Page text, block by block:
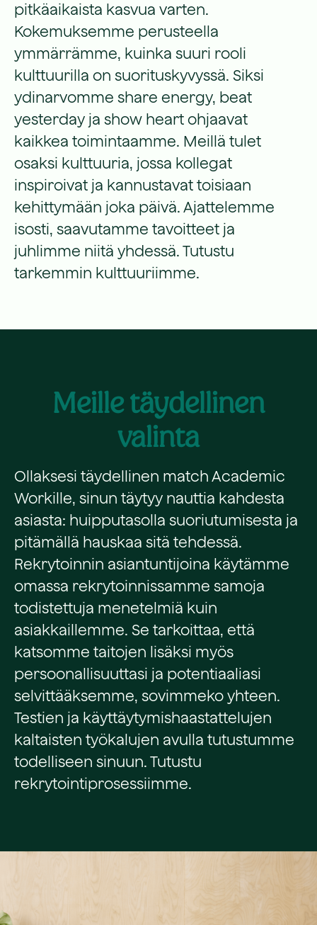
pitkäaikaista kasvua varten.
Kokemuksemme perusteella
ymmärrämme, kuinka suuri rooli
kulttuurilla on suorituskyvyssä. Siksi
ydinarvomme share energy, beat
yesterday ja show heart ohjaavat
kaikkea toimintaamme. Meillä tulet
osaksi kulttuuria, jossa kollegat
inspiroivat ja kannustavat toisiaan
kehittymään joka päivä. Ajattelemme
isosti, saavutamme tavoitteet ja
juhlimme niitä yhdessä. Tutustu
tarkemmin kulttuuriimme.
Meille täydellinen
valinta
Ollaksesi täydellinen match Academic
Workille, sinun täytyy nauttia kahdesta
asiasta: huipputasolla suoriutumisesta ja
pitämällä hauskaa sitä tehdessä.
Rekrytoinnin asiantuntijoina käytämme
omassa rekrytoinnissamme samoja
todistettuja menetelmiä kuin
asiakkaillemme. Se tarkoittaa, että
katsomme taitojen lisäksi myös
persoonallisuuttasi ja potentiaaliasi
selvittääksemme, sovimmeko yhteen.
Testien ja käyttäytymishaastattelujen
kaltaisten työkalujen avulla tutustumme
todelliseen sinuun. Tutustu
rekrytointiprosessiimme.